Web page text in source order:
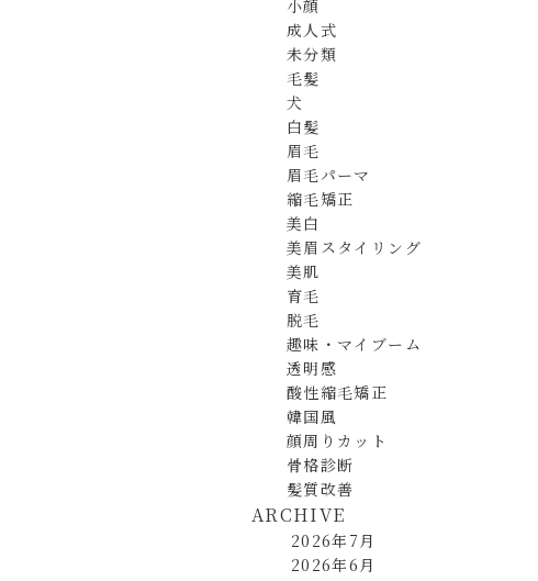
小顔
成人式
未分類
毛髪
犬
白髪
眉毛
眉毛パーマ
縮毛矯正
美白
美眉スタイリング
美肌
育毛
脱毛
趣味・マイブーム
透明感
酸性縮毛矯正
韓国風
顔周りカット
骨格診断
髪質改善
ARCHIVE
2026年7月
2026年6月